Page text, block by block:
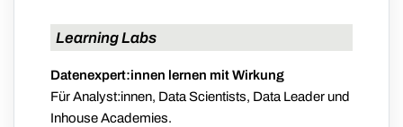
Learning Labs
Datenexpert:innen lernen mit Wirkung
Für Analyst:innen, Data Scientists, Data Leader und
Inhouse Academies.